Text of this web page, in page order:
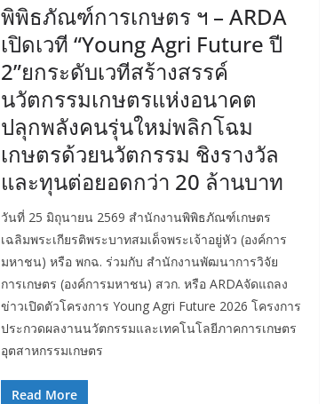
พิพิธภัณฑ์การเกษตร ฯ – ARDA
เปิดเวที “Young Agri Future ปี
2”ยกระดับเวทีสร้างสรรค์
นวัตกรรมเกษตรแห่งอนาคต
ปลุกพลังคนรุ่นใหม่พลิกโฉม
เกษตรด้วยนวัตกรรม ชิงรางวัล
และทุนต่อยอดกว่า 20 ล้านบาท
วันที่ 25 มิถุนายน 2569 สำนักงานพิพิธภัณฑ์เกษตร
เฉลิมพระเกียรติพระบาทสมเด็จพระเจ้าอยู่หัว (องค์การ
มหาชน) หรือ พกฉ. ร่วมกับ สำนักงานพัฒนาการวิจัย
การเกษตร (องค์การมหาชน) สวก. หรือ ARDAจัดแถลง
ข่าวเปิดตัวโครงการ Young Agri Future 2026 โครงการ
ประกวดผลงานนวัตกรรมและเทคโนโลยีภาคการเกษตร
อุตสาหกรรมเกษตร
Read More